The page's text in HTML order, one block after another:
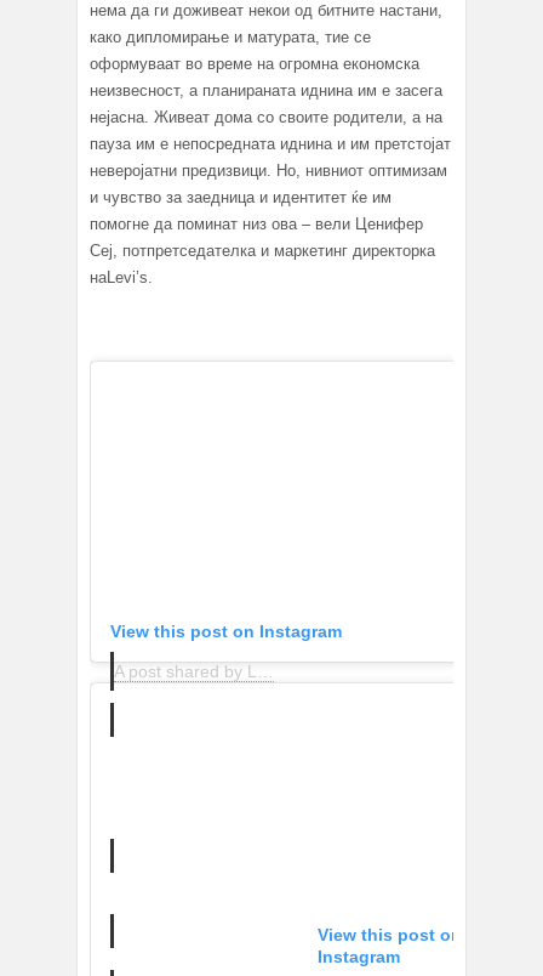
нема да ги доживеат некои од битните настани,
како дипломирање и матурата, тие се
оформуваат во време на огромна економска
неизвесност, а планираната иднина им е засега
нејасна. Живеат дома со своите родители, а на
пауза им е непосредната иднина и им претстојат
неверојатни предизвици. Но, нивниот оптимизам
и чувство за заедница и идентитет ќе им
помогне да поминат низ ова – вели Ценифер
Сеј, потпретседателка и маркетинг директорка
наLevi’s.
View this post on Instagram
View this post on
Instagram